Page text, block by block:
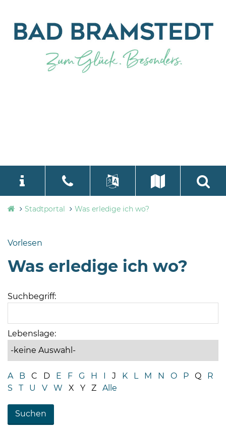
Stadtverwaltung
Bramstedt
19
04192-
zentrale@badbramstedt.de
Mo,
Fr
08
Uhr
language
Select Language
Stadtportal Was erledige ich wo?
Vorlesen
Was erledige ich wo?
Suchbegriff:
Lebenslage:
A B C D E F G H I J K L M N O P Q
R
S
T U V W X Y Z Alle